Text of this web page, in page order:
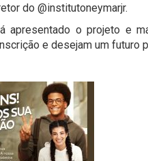
do @institutoneymarjr.
apresentado o projeto e
e desejam um futuro